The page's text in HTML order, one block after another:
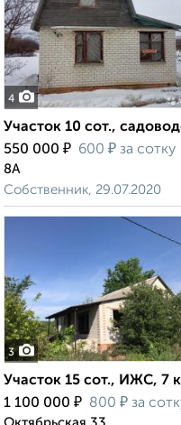
4
Участок 10 сот.,
550 000 ₽ 600 ₽ за сотку
8А
Собственник, 29.07.2020
3
Участок 15 сот., ИЖС, 7
1 100 000 ₽ 800 ₽ за